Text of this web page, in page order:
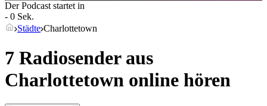
Der Podcast startet in
- 0 Sek.
Städte Charlottetown
7 Radiosender aus
Charlottetown online hören